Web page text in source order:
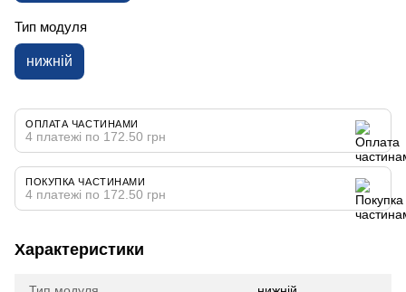
Тип модуля
нижній
ОПЛАТА ЧАСТИНАМИ
4 платежі по 172.50 грн
ПОКУПКА ЧАСТИНАМИ
4 платежі по 172.50 грн
Характеристики